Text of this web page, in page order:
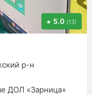
5.0 (13)
р-н
ДОЛ «Зарница»